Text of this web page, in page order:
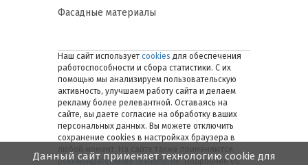
Фасадные материалы
Наш сайт использует cookies для обеспечения
работоспособности и сбора статистики. С их
помощью мы анализируем пользовательскую
активность, улучшаем работу сайта и делаем
рекламу более релевантной. Оставаясь на
сайте, вы даете согласие на обработку ваших
персональных данных. Вы можете отключить
сохранение cookies в настройках браузера в
рекомендательные технологии. Подробнее об
Данный сайт применяет технологию cookie для